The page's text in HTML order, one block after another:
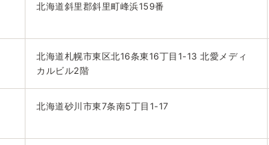
北海道斜里郡斜里町峰浜159番
北海道札幌市東区北16条東16丁目1-13 北愛メディ
カルビル2階
北海道砂川市東7条南5丁目1-17